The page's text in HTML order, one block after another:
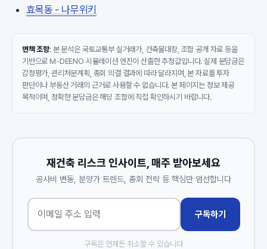
효목동 - 나무위키
면책 조항: 본 분석은 국토교통부 실거래가, 건축물대장, 조합 공개 자료 등을
기반으로 M-DEENO 시뮬레이션 엔진이 산출한 추정값입니다. 실제 분담금은
감정평가, 관리처분계획, 총회 의결 결과에 따라 달라지며, 본 자료를 투자
판단이나 부동산 거래의 근거로 사용할 수 없습니다. 본 페이지는 정보 제공
목적이며, 정확한 분담금은 해당 조합에 직접 확인하시기 바랍니다.
재건축 리스크 인사이트, 매주 받아보세요
공사비 변동, 분양가 트렌드, 총회 전략 등 핵심만 엄선합니다
구독하기
구독은 언제든 취소할 수 있습니다